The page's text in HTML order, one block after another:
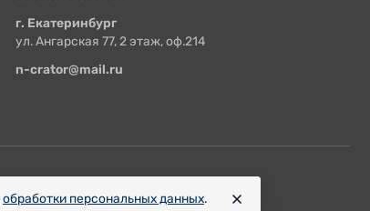
г. Екатеринбург
ул. Ангарская 77, 2 этаж, оф.214
n-crator@mail.ru
обработки персональных данных.